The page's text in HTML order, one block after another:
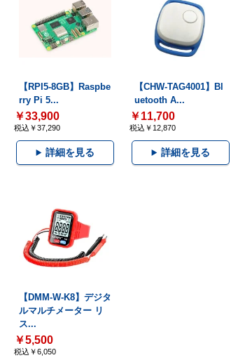
【RPI5-8GB】Raspbe
rry Pi 5...
￥33,900
税込￥37,290
詳細を見る
【CHW-TAG4001】Bl
uetooth A...
￥11,700
税込￥12,870
詳細を見る
【DMM-W-K8】デジタ
ルマルチメーター リ
ス...
￥5,500
税込￥6,050